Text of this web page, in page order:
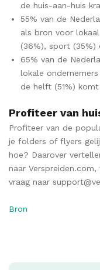
de huis-aan-huis
55% van de
als bron voor
(36%), sport (35%)
65% van de
lokale
de helft (51%)
Profiteer van
Profiteer van de
je folders of flyers
hoe? Daarover
naar
vraag naar
Bron